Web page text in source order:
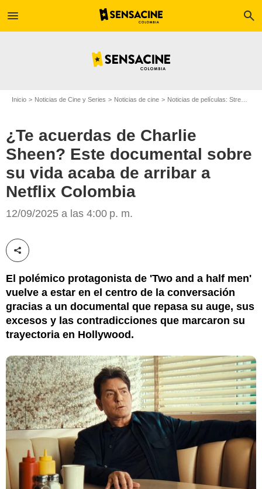
menu search
Inicio Noticias de Cine y Series Noticias de cine Noticias de películas: Streaming
¿Te acuerdas de Charlie
Sheen? Este documental sobre
su vida acaba de arribar a
Netflix Colombia
12/09/2025 a las 4:00 p. m.
Compartir esta noticia
El polémico protagonista de 'Two and a half men'
vuelve a estar en el centro de la conversación
gracias a un documental que repasa su auge, sus
excesos y las contradicciones que marcaron su
trayectoria en Hollywood.
Netflix